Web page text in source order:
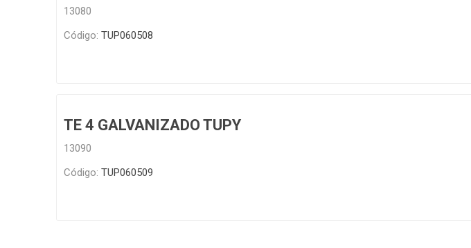
13080
Código: TUP060508
TE 4 GALVANIZADO TUPY
13090
Código: TUP060509